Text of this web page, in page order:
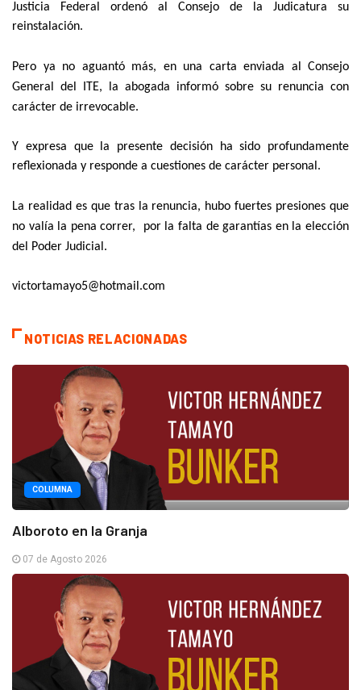
Justicia Federal ordenó al Consejo de la Judicatura su
reinstalación.
Pero ya no aguantó más, en una carta enviada al Consejo
General del ITE, la abogada informó sobre su renuncia con
carácter de irrevocable.
Y expresa que la presente decisión ha sido profundamente
reflexionada y responde a cuestiones de carácter personal.
La realidad es que tras la renuncia, hubo fuertes presiones que
no valía la pena correr, por la falta de garantías en la elección
del Poder Judicial.
victortamayo5@hotmail.com
NOTICIAS RELACIONADAS
COLUMNA
Alboroto en la Granja
07 de Agosto 2026